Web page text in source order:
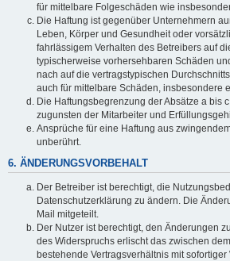
für mittelbare Folgeschäden wie
Die Haftung ist gegenüber Unternehmern
Leben, Körper und Gesundheit oder
fahrlässigem Verhalten des Betreibers auf
typischerweise vorhersehbaren Schäden
nach auf die vertragstypischen
auch für mittelbare Schäden, insbesondere
Die Haftungsbegrenzung der Absätze a bis
zugunsten der Mitarbeiter und
Ansprüche für eine Haftung aus
unberührt.
6. ÄNDERUNGSVORBEHALT
Der Betreiber ist berechtigt, die
Datenschutzerklärung zu ändern. Die
Mail mitgeteilt.
Der Nutzer ist berechtigt, den Änderungen
des Widerspruchs erlischt das zwischen
bestehende Vertragsverhältnis mit sofortiger